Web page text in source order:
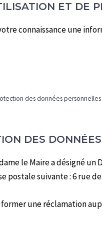
ET DE
connaissance une
des données personnelles
DES DONNÉES
le Maire a désigné
postale suivante : 6 rue
une réclamation